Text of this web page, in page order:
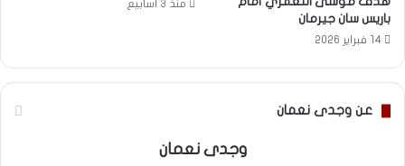
باريس سان جيرمان
14 فبراير 2026
منذ 3 أسابيع
عن وجدى نعمان
وجدى نعمان